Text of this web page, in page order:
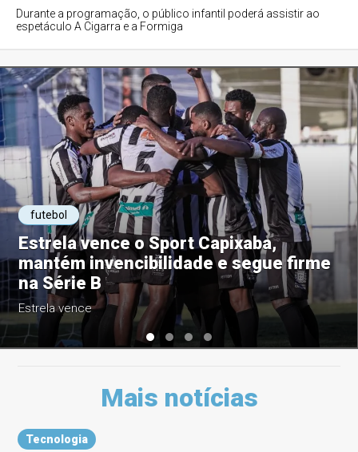
Durante a programação, o público infantil poderá assistir ao
espetáculo A Cigarra e a Formiga
futebol
Estrela vence o Sport Capixaba,
mantém invencibilidade e segue firme
na Série B
Estrela vence
Mais notícias
Tecnologia